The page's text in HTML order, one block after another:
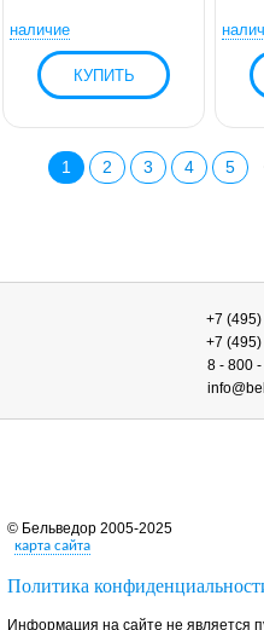
наличие
1 2 3 4 5
+7
+7
8 - 800
© Бельведор 2005-2025
карта сайта
Политика
Информация на сайте не является